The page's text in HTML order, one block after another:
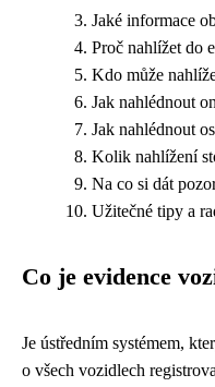
Jaké informace
Proč nahlížet do
Kdo může
Jak nahlédnout
Jak nahlédnout
Kolik nahlížení
Na co si dát
Užitečné tipy a
Co je evidence
Je ústředním systémem,
o všech vozidlech